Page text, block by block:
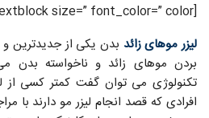
[av_textblock size=” font_color=” color=”]
لیزر موهای زائد بدن یکی از جدیدترین
بردن موهای زائد و ناخواسته بدن
تکنولوژی می توان گفت کمتر کسی از
افرادی که قصد انجام لیزر مو دارند با